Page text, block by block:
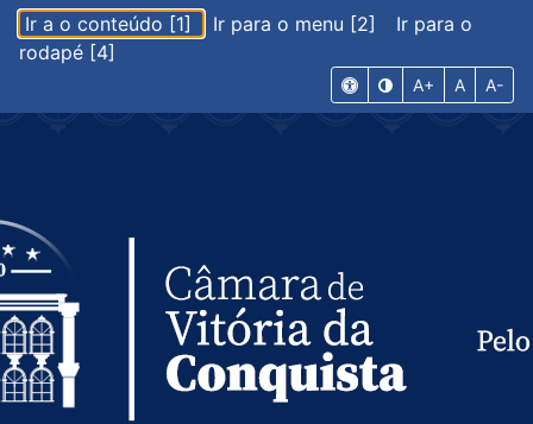
Ir a o conteúdo [1] Ir para o menu [2]
Ir para o
rodapé [4]
A+ A A-